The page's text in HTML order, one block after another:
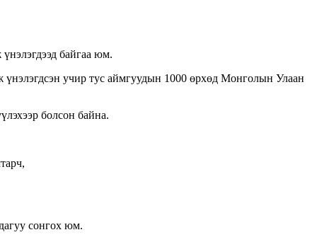
байгаа юм.
учир тус аймгуудын 1000 өрхөд Монголын Улаан
болсон байна.
сонгох юм.